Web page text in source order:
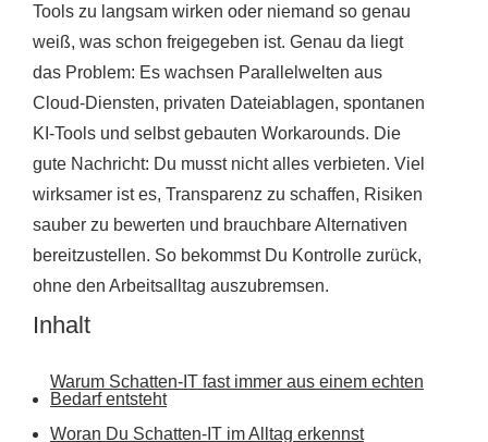
Tools zu langsam wirken oder niemand so genau
weiß, was schon freigegeben ist. Genau da liegt
das Problem: Es wachsen Parallelwelten aus
Cloud-Diensten, privaten Dateiablagen, spontanen
KI-Tools und selbst gebauten Workarounds. Die
gute Nachricht: Du musst nicht alles verbieten. Viel
wirksamer ist es, Transparenz zu schaffen, Risiken
sauber zu bewerten und brauchbare Alternativen
bereitzustellen. So bekommst Du Kontrolle zurück,
ohne den Arbeitsalltag auszubremsen.
Inhalt
Warum Schatten-IT fast immer aus einem echten
Bedarf entsteht
Woran Du Schatten-IT im Alltag erkennst